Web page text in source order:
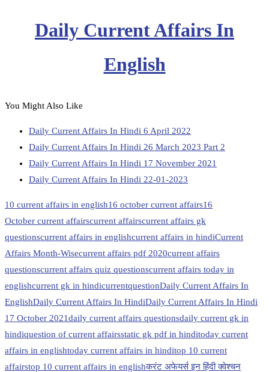
Daily Current Affairs In
English
You Might Also Like
Daily Current Affairs In Hindi 6 April 2022
Daily Current Affairs In Hindi 26 March 2023 Part 2
Daily Current Affairs In Hindi 17 November 2021
Daily Current Affairs In Hindi 22-01-2023
10 current affairs in english16 october current affairs16
October current affairscurrent affairscurrent affairs gk
questionscurrent affairs in englishcurrent affairs in hindiCurrent
Affairs Month-Wisecurrent affairs pdf 2020current affairs
questionscurrent affairs quiz questionscurrent affairs today in
englishcurrent gk in hindicurrentquestionDaily Current Affairs In
EnglishDaily Current Affairs In HindiDaily Current Affairs In Hindi
17 October 2021daily current affairs questionsdaily current gk in
hindiquestion of current affairsstatic gk pdf in hinditoday current
affairs in englishtoday current affairs in hinditop 10 current
affairstop 10 current affairs in englishकरंट अफेयर्स इन हिंदी क्वेश्चन